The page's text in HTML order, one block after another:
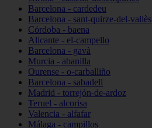
Barcelona - cardedeu
Barcelona - sant-quirze-del-vallès
Córdoba - baena
Alicante - el-campello
Barcelona - gavà
Murcia - abanilla
Ourense - o-carballiño
Barcelona - sabadell
Madrid - torrejón-de-ardoz
Teruel - alcorisa
Valencia - alfafar
Málaga - campillos